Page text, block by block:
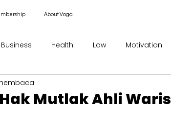
About Voga
Business Health Law Motivation
Mutlak Ahli Waris